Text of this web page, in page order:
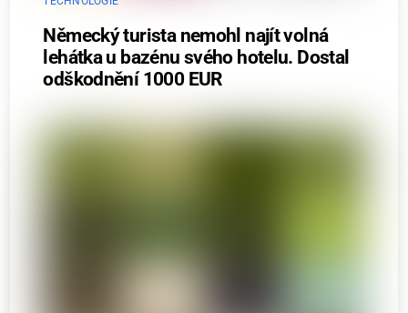
Německý turista nemohl najít volná
lehátka u bazénu svého hotelu. Dostal
odškodnění 1000 EUR